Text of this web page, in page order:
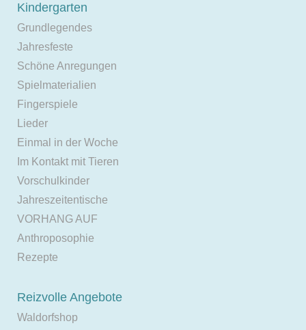
Kindergarten
Grundlegendes
Jahresfeste
Schöne Anregungen
Spielmaterialien
Fingerspiele
Lieder
Einmal in der Woche
Im Kontakt mit Tieren
Vorschulkinder
Jahreszeitentische
VORHANG AUF
Anthroposophie
Rezepte
Reizvolle Angebote
Waldorfshop